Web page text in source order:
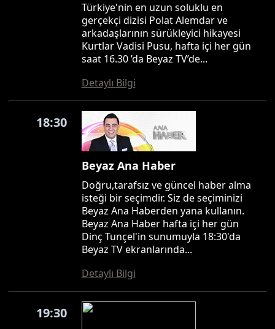
Türkiye'nin en uzun soluklu en
gerçekçi dizisi Polat Alemdar ve
arkadaşlarının sürükleyici hikayesi
Kurtlar Vadisi Pusu, hafta içi her gün
saat 16.30 ’da Beyaz TV’de...
Detaylı Bilgi
18:30
Beyaz Ana Haber
Doğru,tarafsız ve güncel haber alma
isteği bir seçimdir. Siz de seçiminizi
Beyaz Ana Haberden yana kullanın.
Beyaz Ana Haber hafta içi her gün
Dinç Tunçel'in sunumuyla 18:30'da
Beyaz TV ekranlarında...
Detaylı Bilgi
19:30